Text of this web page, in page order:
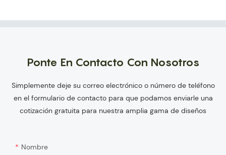
Ponte En Contacto Con Nosotros
Simplemente deje su correo electrónico o número de teléfono
en el formulario de contacto para que podamos enviarle una
cotización gratuita para nuestra amplia gama de diseños
Nombre